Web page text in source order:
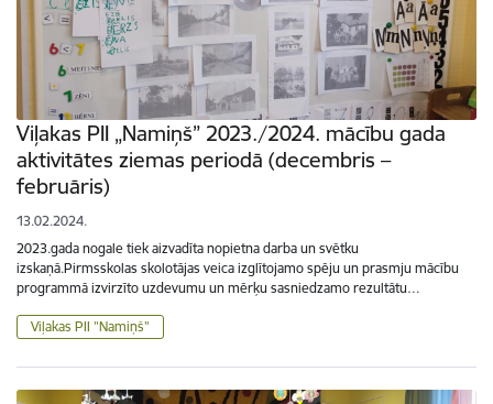
Viļakas PII „Namiņš” 2023./2024. mācību gada
aktivitātes ziemas periodā (decembris –
februāris)
13.02.2024.
2023.gada nogale tiek aizvadīta nopietna darba un svētku
izskaņā.Pirmsskolas skolotājas veica izglītojamo spēju un prasmju mācību
programmā izvirzīto uzdevumu un mērķu sasniedzamo rezultātu…
Viļakas PII "Namiņš"